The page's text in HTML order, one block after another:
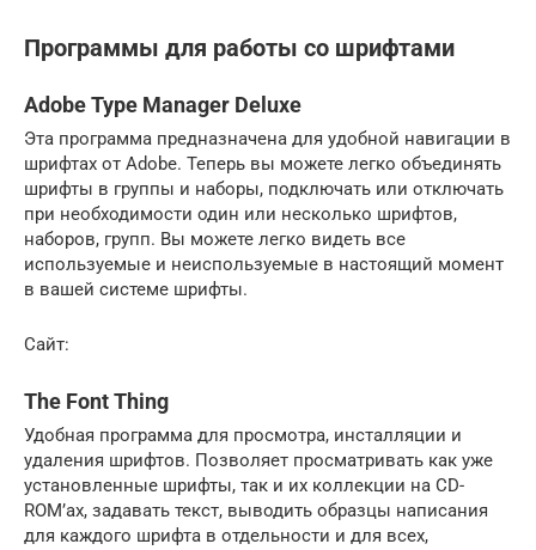
Программы для работы со шрифтами
Adobe Type Manager Deluxe
Эта программа предназначена для удобной навигации в
шрифтах от Adobe. Теперь вы можете легко объединять
шрифты в группы и наборы, подключать или отключать
при необходимости один или несколько шрифтов,
наборов, групп. Вы можете легко видеть все
используемые и неиспользуемые в настоящий момент
в вашей системе шрифты.
Сайт:
The Font Thing
Удобная программа для просмотра, инсталляции и
удаления шрифтов. Позволяет просматривать как уже
установленные шрифты, так и их коллекции на CD-
ROM’ах, задавать текст, выводить образцы написания
для каждого шрифта в отдельности и для всех,